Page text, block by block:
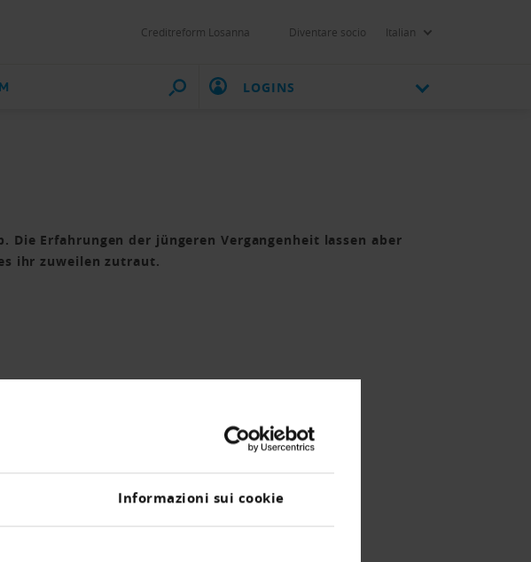
Informazioni sui cookie
Creditreform Losanna Diventare socio Italian
LOGINS
Erfahrungen der jüngeren Vergangenheit lassen aber
ihr zuweilen zutraut.